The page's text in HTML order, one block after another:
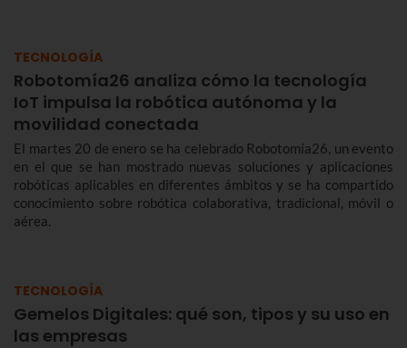
TECNOLOGÍA
Robotomía26 analiza cómo la tecnología
IoT impulsa la robótica autónoma y la
movilidad conectada
El martes 20 de enero se ha celebrado Robotomía26, un evento
en el que se han mostrado nuevas soluciones y aplicaciones
robóticas aplicables en diferentes ámbitos y se ha compartido
conocimiento sobre robótica colaborativa, tradicional, móvil o
aérea.
TECNOLOGÍA
Gemelos Digitales: qué son, tipos y su uso en
las empresas